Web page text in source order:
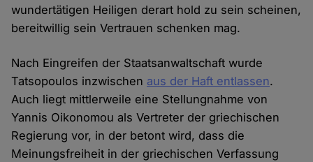
wundertätigen Heiligen derart hold zu sein scheinen,
bereitwillig sein Vertrauen schenken mag.
Nach Eingreifen der Staatsanwaltschaft wurde
Tatsopoulos inzwischen aus der Haft entlassen.
Auch liegt mittlerweile eine Stellungnahme von
Yannis Oikonomou als Vertreter der griechischen
Regierung vor, in der betont wird, dass die
Meinungsfreiheit in der griechischen Verfassung